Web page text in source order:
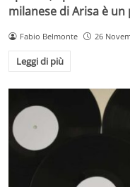
milanese di Arisa è
Fabio Belmonte 26
Leggi di più